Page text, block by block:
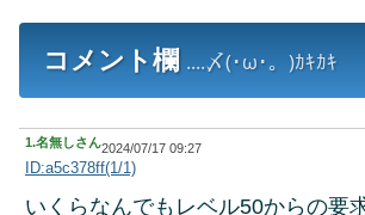
コメント欄 ....〆(･ω･。)ｶｷｶｷ
1.名無しさん2024/07/17 09:27
ID:a5c378ff(1/1)
いくらなんでもレベル50からの要